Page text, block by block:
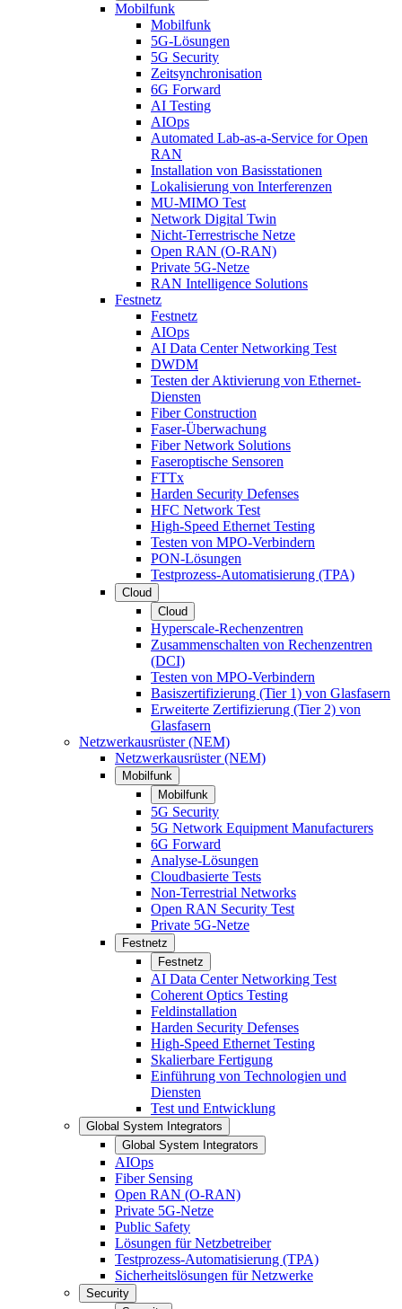
Mobilfunk
Mobilfunk
5G-Lösungen
5G Security
Zeitsynchronisation
6G Forward
AI Testing
AIOps
Automated Lab-as-a-Service for Open
RAN
Installation von Basisstationen
Lokalisierung von Interferenzen
MU-MIMO Test
Network Digital Twin
Nicht-Terrestrische Netze
Open RAN (O-RAN)
Private 5G-Netze
RAN Intelligence Solutions
Festnetz
Festnetz
AIOps
AI Data Center Networking Test
DWDM
Testen der Aktivierung von Ethernet-
Diensten
Fiber Construction
Faser-Überwachung
Fiber Network Solutions
Faseroptische Sensoren
FTTx
Harden Security Defenses
HFC Network Test
High-Speed Ethernet Testing
Testen von MPO-Verbindern
PON-Lösungen
Testprozess-Automatisierung (TPA)
Cloud
Cloud
Hyperscale-Rechenzentren
Zusammenschalten von Rechenzentren
(DCI)
Testen von MPO-Verbindern
Basiszertifizierung (Tier 1) von Glasfasern
Erweiterte Zertifizierung (Tier 2) von
Glasfasern
Netzwerkausrüster (NEM)
Netzwerkausrüster (NEM)
Mobilfunk
Mobilfunk
5G Security
5G Network Equipment Manufacturers
6G Forward
Analyse-Lösungen
Cloudbasierte Tests
Non-Terrestrial Networks
Open RAN Security Test
Private 5G-Netze
Festnetz
Festnetz
AI Data Center Networking Test
Coherent Optics Testing
Feldinstallation
Harden Security Defenses
High-Speed Ethernet Testing
Skalierbare Fertigung
Einführung von Technologien und
Diensten
Test und Entwicklung
Global System Integrators
Global System Integrators
AIOps
Fiber Sensing
Open RAN (O-RAN)
Private 5G-Netze
Public Safety
Lösungen für Netzbetreiber
Testprozess-Automatisierung (TPA)
Sicherheitslösungen für Netzwerke
Security